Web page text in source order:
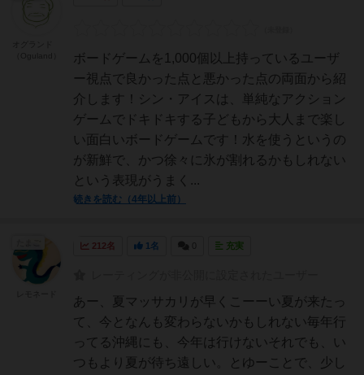
ボードゲームを1,000個以上持っているユーザ
ー視点で良かった点と悪かった点の両面から紹
介します！シン・アイスは、単純なアクション
ゲームでドキドキする子どもから大人まで楽し
い面白いボードゲームです！水を使うというの
が新鮮で、かつ徐々に氷が割れるかもしれない
という表現がうまく...
続きを読む（4年以上前）
212名 1名 充実
あー、夏マッサカリが早くこーーい夏が来たっ
て、今となんも変わらないかもしれない毎年行
ってる沖縄にも、今年は行けないそれでも、い
つもより夏が待ち遠しい。とゆーことで、少し